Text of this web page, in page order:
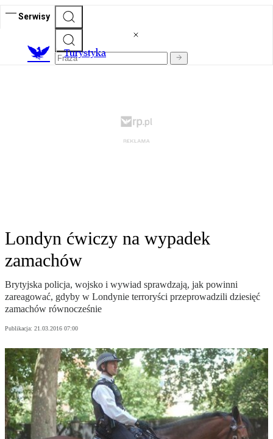
Serwisy
Turystyka
Londyn ćwiczy na wypadek
zamachów
Brytyjska policja, wojsko i wywiad sprawdzają, jak powinni
zareagować, gdyby w Londynie terroryści przeprowadzili dziesięć
zamachów równocześnie
Publikacja: 21.03.2016 07:00